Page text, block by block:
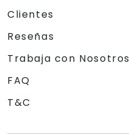
Clientes
Reseñas
Trabaja con Nosotros
FAQ
T&C